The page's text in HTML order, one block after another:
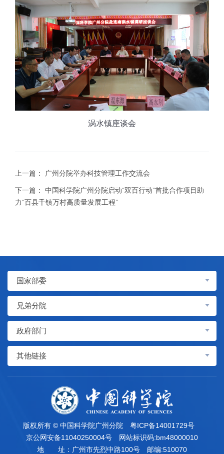
涡水镇座谈会
上一篇： 广州分院举办科技管理工作交流会
下一篇：
中国科学院广州分院启动“双百行动”首批合作项目助
力“百县千镇万村高质量发展工程”
国家部委
兄弟分院
政府部门
其他链接
版权所有 © 中国科学院广州分院
粤ICP备14001729号
京公网安备11040250004号
网站标识码:bm48000010
地 址：广州市先烈中路100号
邮编:510070